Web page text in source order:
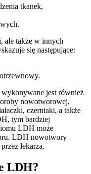
tkanek,
ale także w innych
się następujące:
jest również
nowotworowej,
czerniaki, a także
tym bardziej
LDH może
LDH nowotwory
lekarza.
LDH?